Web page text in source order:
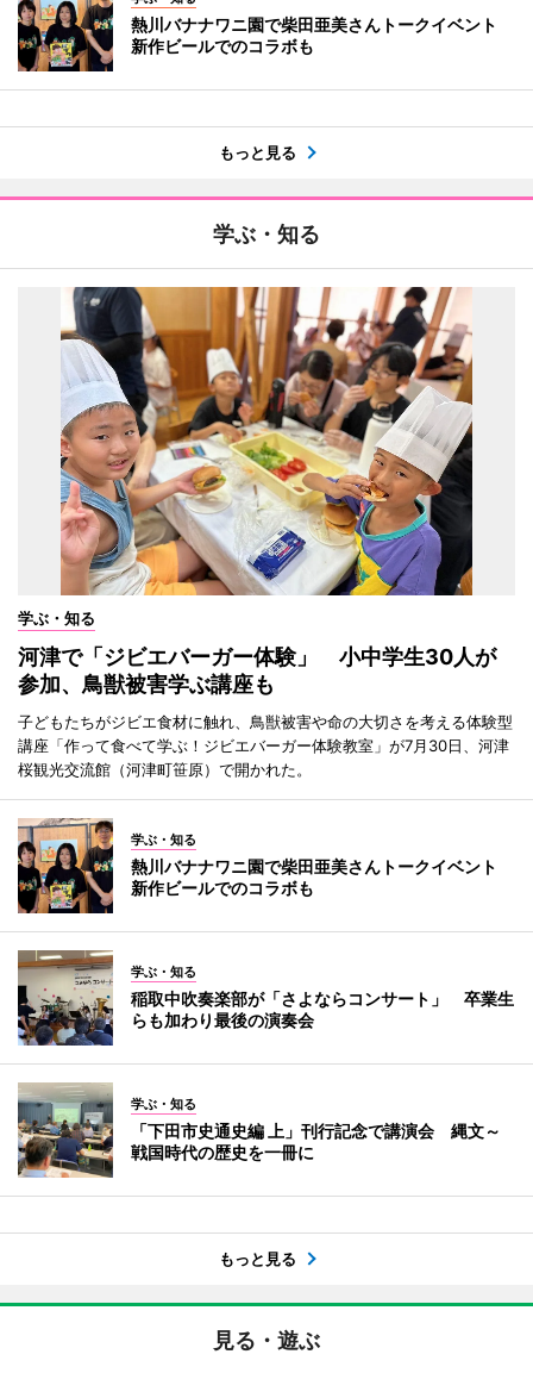
熱川バナナワニ園で柴田亜美さんトークイベント
新作ビールでのコラボも
もっと見る
学ぶ・知る
学ぶ・知る
河津で「ジビエバーガー体験」 小中学生30人が
参加、鳥獣被害学ぶ講座も
子どもたちがジビエ食材に触れ、鳥獣被害や命の大切さを考える体験型
講座「作って食べて学ぶ！ジビエバーガー体験教室」が7月30日、河津
桜観光交流館（河津町笹原）で開かれた。
学ぶ・知る
熱川バナナワニ園で柴田亜美さんトークイベント
新作ビールでのコラボも
学ぶ・知る
稲取中吹奏楽部が「さよならコンサート」 卒業生
らも加わり最後の演奏会
学ぶ・知る
「下田市史通史編 上」刊行記念で講演会 縄文～
戦国時代の歴史を一冊に
もっと見る
見る・遊ぶ